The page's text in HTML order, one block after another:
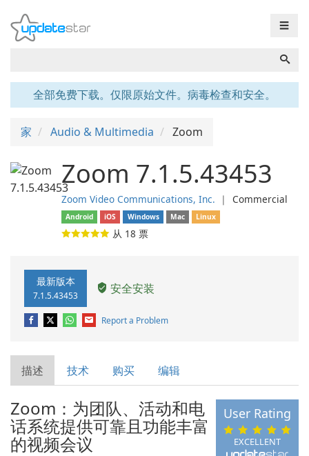
☰
全部免费下载。仅限原始文件。病毒检查和安全。
家 Audio & Multimedia Zoom
Zoom 7.1.5.43453
Zoom Video Communications, Inc. ❘ Commercial
Android iOS Windows Mac Linux
从 18 票
最新版本
7.1.5.43453 安全安装
Report a Problem
描述 技术 购买 编辑
EXCELLENT
User Rating
Zoom：为团队、活动和电
话系统提供可靠且功能丰富
的视频会议